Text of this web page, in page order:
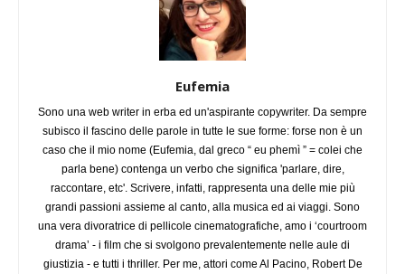
Eufemia
Sono una web writer in erba ed un'aspirante copywriter. Da sempre
subisco il fascino delle parole in tutte le sue forme: forse non è un
caso che il mio nome (Eufemia, dal greco “ eu phemì ” = colei che
parla bene) contenga un verbo che significa 'parlare, dire,
raccontare, etc'. Scrivere, infatti, rappresenta una delle mie più
grandi passioni assieme al canto, alla musica ed ai viaggi. Sono
una vera divoratrice di pellicole cinematografiche, amo i ‘courtroom
drama’ - i film che si svolgono prevalentemente nelle aule di
giustizia - e tutti i thriller. Per me, attori come Al Pacino, Robert De